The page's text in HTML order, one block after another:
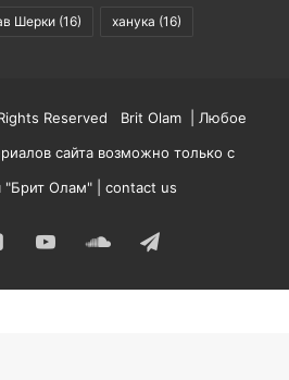
Шерки (16) ханука (16)
Reserved Brit Olam | Любое
сайта возможно только с
"Брит Олам" | contact us
FlickrYouTubeSoundCloud
Telegram